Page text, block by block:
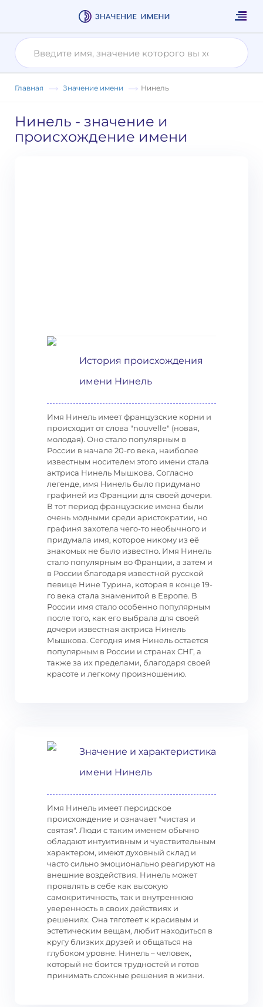
Главная Значение имени Нинель
Нинель - значение и
происхождение имени
История происхождения
имени Нинель
Имя Нинель имеет французские корни и
происходит от слова "nouvelle" (новая,
молодая). Оно стало популярным в
России в начале 20-го века, наиболее
известным носителем этого имени стала
актриса Нинель Мышкова. Согласно
легенде, имя Нинель было придумано
графиней из Франции для своей дочери.
В тот период французские имена были
очень модными среди аристократии, но
графиня захотела чего-то необычного и
придумала имя, которое никому из её
знакомых не было известно. Имя Нинель
стало популярным во Франции, а затем и
в России благодаря известной русской
певице Нине Турина, которая в конце 19-
го века стала знаменитой в Европе. В
России имя стало особенно популярным
после того, как его выбрала для своей
дочери известная актриса Нинель
Мышкова. Сегодня имя Нинель остается
популярным в России и странах СНГ, а
также за их пределами, благодаря своей
красоте и легкому произношению.
Значение и характеристика
имени Нинель
Имя Нинель имеет персидское
происхождение и означает "чистая и
святая". Люди с таким именем обычно
обладают интуитивным и чувствительным
характером, имеют духовный склад и
часто сильно эмоционально реагируют на
внешние воздействия. Нинель может
проявлять в себе как высокую
самокритичность, так и внутреннюю
уверенность в своих действиях и
решениях. Она тяготеет к красивым и
эстетическим вещам, любит находиться в
кругу близких друзей и общаться на
глубоком уровне. Нинель – человек,
который не боится трудностей и готов
принимать сложные решения в жизни.